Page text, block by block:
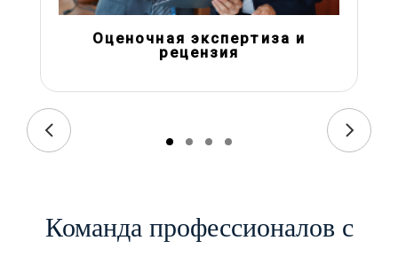
Оценочная экспертиза и
рецензия
Команда профессионалов с